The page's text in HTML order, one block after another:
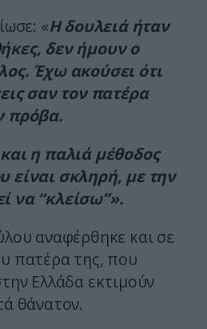
«Η δουλειά ήταν
δεν ήμουν ο
Έχω ακούσει ότι
σαν τον πατέρα
πρόβα.
η παλιά μέθοδος
είναι σκληρή, με την
να “κλείσω”».
αναφέρθηκε και σε
πατέρα της, που
Ελλάδα εκτιμούν
θάνατον.